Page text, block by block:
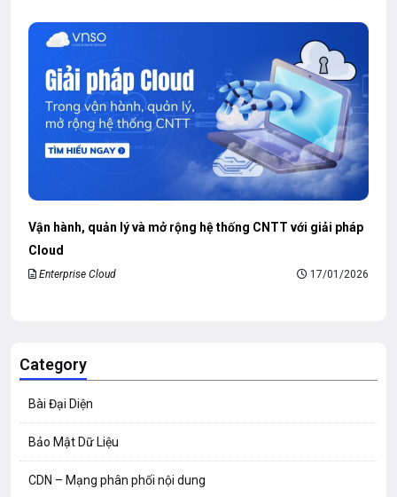
Vận hành, quản lý và mở rộng hệ thống CNTT với giải pháp
Cloud
Enterprise Cloud 17/01/2026
Category
Bài Đại Diện
Bảo Mật Dữ Liệu
CDN – Mạng phân phối nội dung